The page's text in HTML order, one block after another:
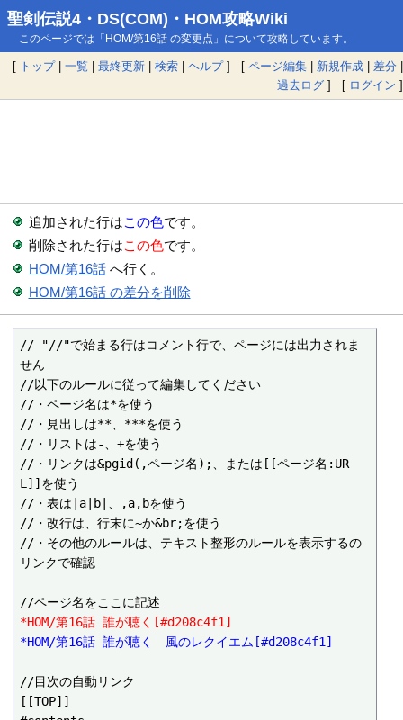
聖剣伝説4・DS(COM)・HOM攻略Wiki
このページでは「HOM/第16話 の変更点」について攻略しています。
[ トップ| 一覧 | 最終更新 | 検索 | ヘルプ] [ ページ編集 | 新規作成 | 差分 |
過去ログ ] [ ログイン ]
追加された行はこの色です。
削除された行はこの色です。
HOM/第16話へ行く。
HOM/第16話 の差分を削除
// "//"で始まる行はコメント行で、ページには出力されま
せん
//以下のルールに従って編集してください
//・ページ名は*を使う
//・見出しは**、***を使う
//・リストは-、+を使う
//・リンクは&pgid(,ページ名);、または[[ページ名:UR
L]]を使う
//・表は|a|b|、,a,bを使う
//・改行は、行末に~か&br;を使う
//・その他のルールは、テキスト整形のルールを表示するの
リンクで確認
*HOM/第16話 誰が聴く[#d208c4f1]
*HOM/第16話 誰が聴く　風のレクイエム[#d208c4f1]
//目次の自動リンク
[[TOP]]